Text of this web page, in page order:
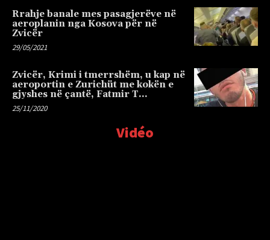
Rrahje banale mes pasagjerëve në
aeroplanin nga Kosova për në
Zvicër
29/05/2021
Zvicër, Krimi i tmerrshëm, u kap në
aeroportin e Zurichüt me kokën e
gjyshes në çantë, Fatmir T…
25/11/2020
Vidéo